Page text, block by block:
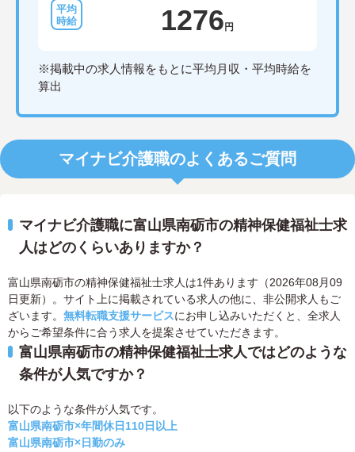
1276 円
※掲載中の求人情報をもとに平均月収・平均時給を
算出
マイナビ介護職のよくあるご質問
マイナビ介護職に富山県南砺市の精神保健福祉士求
人はどのくらいありますか？
富山県南砺市の精神保健福祉士求人は1件あります（2026年08月09
日更新）。サイト上に掲載されている求人の他に、非公開求人もご
ざいます。 無料転職支援サービスにお申し込みいただくと、全求人
からご希望条件に合う求人を提案させていただきます。
富山県南砺市の精神保健福祉士求人ではどのような
条件が人気ですか？
以下のような条件が人気です。
富山県南砺市×年間休日110日以上
富山県南砺市×日勤のみ